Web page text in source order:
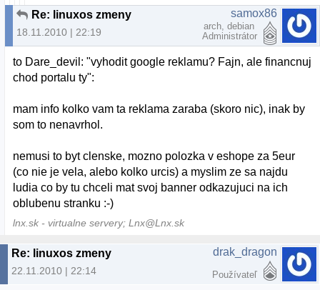
Re: linuxos zmeny
18.11.2010 | 22:19
samox86
arch, debian
Administrátor
to Dare_devil: "vyhodit google reklamu? Fajn, ale financnuj
chod portalu ty":
mam info kolko vam ta reklama zaraba (skoro nic), inak by
som to nenavrhol.
nemusi to byt clenske, mozno polozka v eshope za 5eur
(co nie je vela, alebo kolko urcis) a myslim ze sa najdu
ludia co by tu chceli mat svoj banner odkazujuci na ich
oblubenu stranku :-)
lnx.sk - virtualne servery; Lnx@Lnx.sk
Re: linuxos zmeny
22.11.2010 | 22:14
drak_dragon
Používateľ